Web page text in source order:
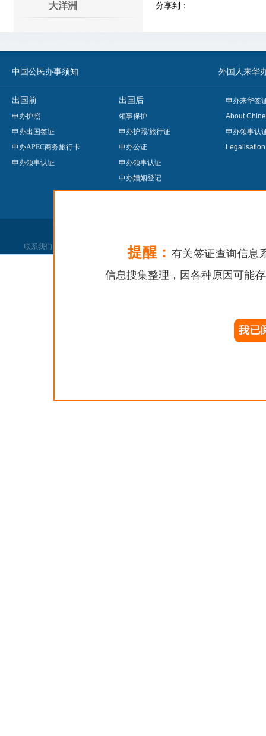
大洋洲 分享到：
中国公民办事须知 外国人来华
出国前
申办护照
申办出国签证
申办APEC商务旅行卡
申办领事认证
出国后
领事保护
申办护照/旅行证
申办公证
申办领事认证
申办婚姻登记
申办来华签
About
申办领事认
联系我们 党政机关
提醒： 有关签证查询信息
信息搜集整理，因各种原因可能